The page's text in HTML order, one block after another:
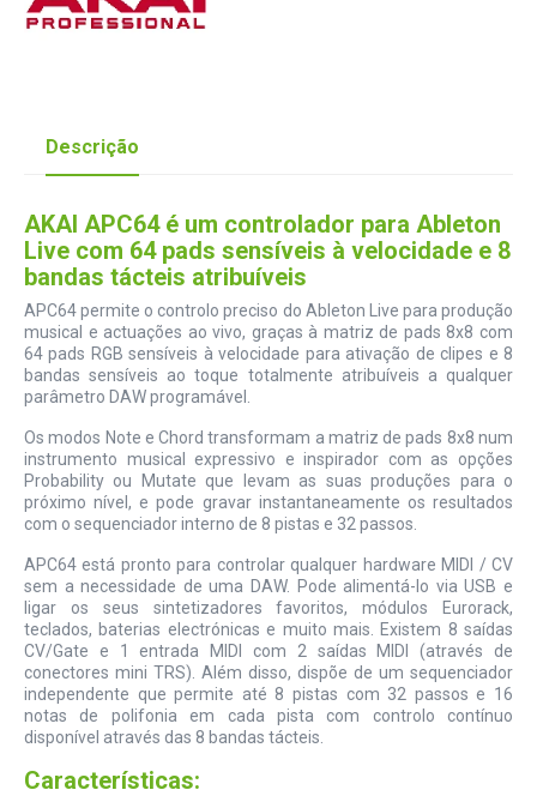
Descrição
AKAI APC64 é um controlador para Ableton
Live com 64 pads sensíveis à velocidade e 8
bandas tácteis atribuíveis
APC64 permite o controlo preciso do Ableton Live para produção
musical e actuações ao vivo, graças à matriz de pads 8x8 com
64 pads RGB sensíveis à velocidade para ativação de clipes e 8
bandas sensíveis ao toque totalmente atribuíveis a qualquer
parâmetro DAW programável.
Os modos Note e Chord transformam a matriz de pads 8x8 num
instrumento musical expressivo e inspirador com as opções
Probability ou Mutate que levam as suas produções para o
próximo nível, e pode gravar instantaneamente os resultados
com o sequenciador interno de 8 pistas e 32 passos.
APC64 está pronto para controlar qualquer hardware MIDI / CV
sem a necessidade de uma DAW. Pode alimentá-lo via USB e
ligar os seus sintetizadores favoritos, módulos Eurorack,
teclados, baterias electrónicas e muito mais. Existem 8 saídas
CV/Gate e 1 entrada MIDI com 2 saídas MIDI (através de
conectores mini TRS). Além disso, dispõe de um sequenciador
independente que permite até 8 pistas com 32 passos e 16
notas de polifonia em cada pista com controlo contínuo
disponível através das 8 bandas tácteis.
Características: